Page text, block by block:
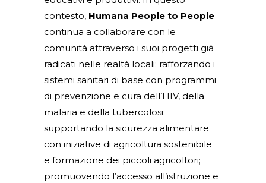
contesto, Humana People to People
continua a collaborare con le
comunità attraverso i suoi progetti già
radicati nelle realtà locali: rafforzando i
sistemi sanitari di base con programmi
di prevenzione e cura dell’HIV, della
malaria e della tubercolosi;
supportando la sicurezza alimentare
con iniziative di agricoltura sostenibile
e formazione dei piccoli agricoltori;
promuovendo l’accesso all’istruzione e